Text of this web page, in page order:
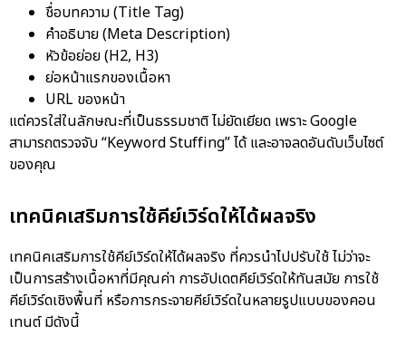
ชื่อบทความ (Title Tag)
คำอธิบาย (Meta Description)
หัวข้อย่อย (H2, H3)
ย่อหน้าแรกของเนื้อหา
URL ของหน้า
แต่ควรใส่ในลักษณะที่เป็นธรรมชาติ ไม่ยัดเยียด เพราะ Google
สามารถตรวจจับ “Keyword Stuffing” ได้ และอาจลดอันดับเว็บไซต์
ของคุณ
เทคนิคเสริมการใช้คีย์เวิร์ดให้ได้ผลจริง
เทคนิคเสริมการใช้คีย์เวิร์ดให้ได้ผลจริง ที่ควรนำไปปรับใช้ ไม่ว่าจะ
เป็นการสร้างเนื้อหาที่มีคุณค่า การอัปเดตคีย์เวิร์ดให้ทันสมัย การใช้
คีย์เวิร์ดเชิงพื้นที่ หรือการกระจายคีย์เวิร์ดในหลายรูปแบบของคอน
เทนต์ มีดังนี้